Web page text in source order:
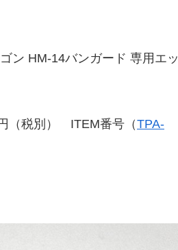
HM-14バンガード 専用エッ
（税別） ITEM番号（TPA-